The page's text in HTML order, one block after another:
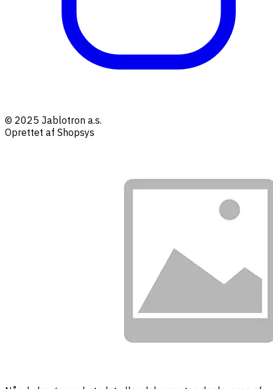
© 2025 Jablotron a.s.
Oprettet af Shopsys